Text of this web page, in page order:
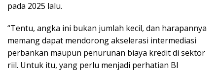
pada 2025 lalu.
“Tentu, angka ini bukan jumlah kecil, dan harapannya
memang dapat mendorong akselerasi intermediasi
perbankan maupun penurunan biaya kredit di sektor
riil. Untuk itu, yang perlu menjadi perhatian BI